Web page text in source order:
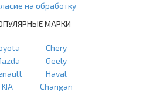
на обработку
МАРКИ
KIA
Chery
Geely
Haval
Changan